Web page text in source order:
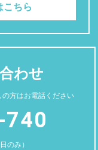
こちら
わせ
方はお電話ください
のみ）